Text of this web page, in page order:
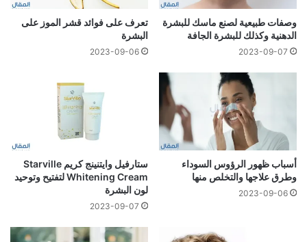
وصفات طبيعية لصنع ماسك للبشرة
الدهنية وكذلك للبشرة الجافة
2023-09-07
تعرف على فوائد قشر الموز على
البشرة
2023-09-06
أسباب ظهور الرؤوس السوداء
وطرق علاجها والتخلص منها
2023-09-06
ستارفيل وايتنينج كريم Starville
Whitening Cream لتفتيح وتوحيد
لون البشرة
2023-09-07